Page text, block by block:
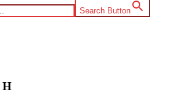
Search Button
Н